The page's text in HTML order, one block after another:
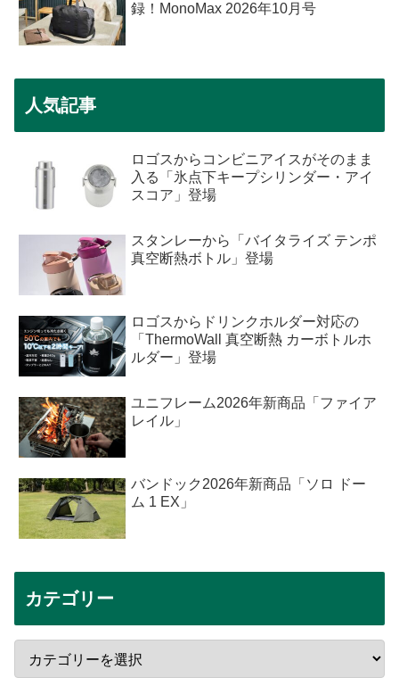
録！MonoMax 2026年10月号
人気記事
ロゴスからコンビニアイスがそのまま
入る「氷点下キープシリンダー・アイ
スコア」登場
スタンレーから「バイタライズ テンポ
真空断熱ボトル」登場
ロゴスからドリンクホルダー対応の
「ThermoWall 真空断熱 カーボトルホ
ルダー」登場
ユニフレーム2026年新商品「ファイア
レイル」
バンドック2026年新商品「ソロ ドー
ム 1 EX」
カテゴリー